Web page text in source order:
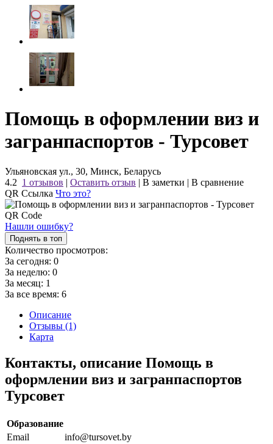
Помощь в оформлении виз и
загранпаспортов - Турсовет
Ульяновская ул., 30, Минск, Беларусь
4.2 1 отзывов | Оставить отзыв | В заметки | В сравнение
QR Ссылка Что это?
Нашли ошибку?
Поднять в топ
Количество просмотров:
За сегодня: 0
За неделю: 0
За месяц: 1
За все время: 6
Описание
Отзывы (1)
Карта
Контакты, описание Помощь в
оформлении виз и загранпаспортов
Турсовет
Образование
Email
info@tursovet.by